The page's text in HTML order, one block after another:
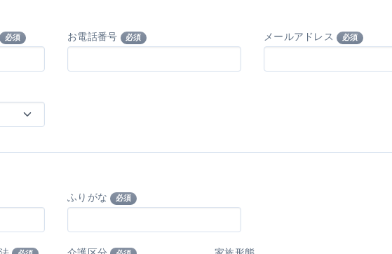
必須 お電話番号 必須 メールアドレス 必須
ふりがな 必須